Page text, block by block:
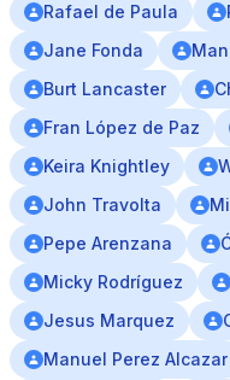
Rafael de Paula
Jane Fonda
Burt Lancaster
Fran López de Paz
Keira Knightley
John Travolta
Pepe Arenzana
Micky Rodríguez
Jesus Marquez
Manuel Perez Alcazar